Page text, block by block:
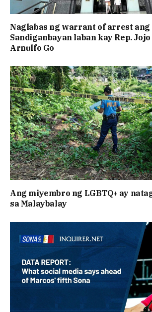
Naglabas ng warrant of arrest ang
Sandiganbayan laban kay Rep.
Arnulfo Go
Ang miyembro ng LGBTQ+ ay
sa Malaybalay